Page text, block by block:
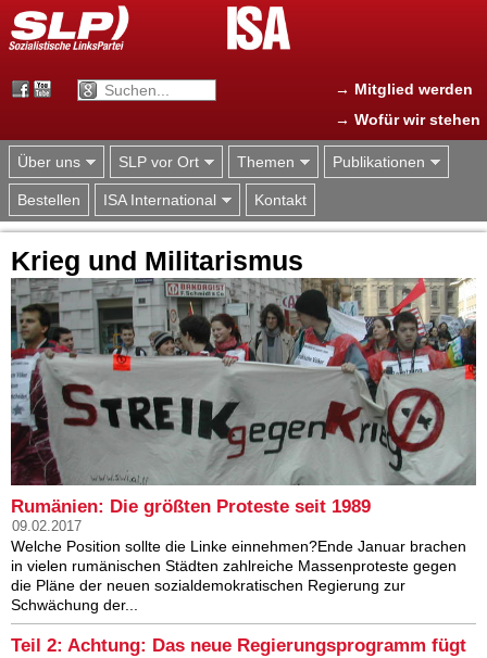
Jump to navigation
→ Mitglied werden
→ Wofür wir stehen
Über uns SLP vor Ort Themen Publikationen
Bestellen ISA International Kontakt
Krieg und Militarismus
Rumänien: Die größten Proteste seit 1989
09.02.2017
Welche Position sollte die Linke einnehmen?Ende Januar brachen
in vielen rumänischen Städten zahlreiche Massenproteste gegen
die Pläne der neuen sozialdemokratischen Regierung zur
Schwächung der...
Teil 2: Achtung: Das neue Regierungsprogramm fügt